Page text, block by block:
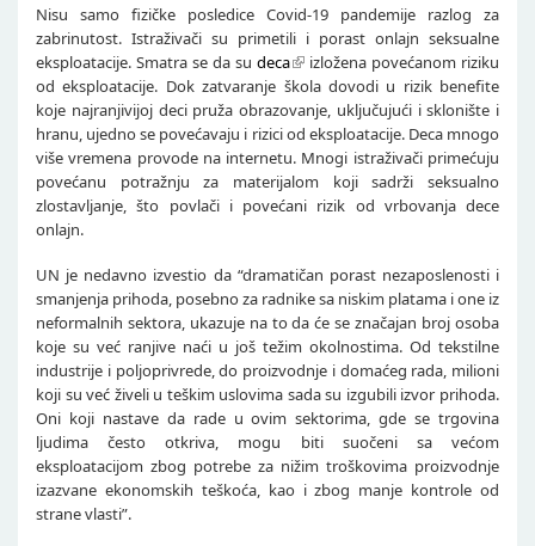
Nisu samo fizičke posledice Covid-19 pandemije razlog za
zabrinutost. Istraživači su primetili i porast onlajn seksualne
eksploatacije. Smatra se da su deca
izložena povećanom riziku
od eksploatacije. Dok zatvaranje škola dovodi u rizik benefite
koje najranjivijoj deci pruža obrazovanje, uključujući i sklonište i
hranu, ujedno se povećavaju i rizici od eksploatacije. Deca mnogo
više vremena provode na internetu. Mnogi istraživači primećuju
povećanu potražnju za materijalom koji sadrži seksualno
zlostavljanje, što povlači i povećani rizik od vrbovanja dece
onlajn.
UN je nedavno izvestio da “dramatičan porast nezaposlenosti i
smanjenja prihoda, posebno za radnike sa niskim platama i one iz
neformalnih sektora, ukazuje na to da će se značajan broj osoba
koje su već ranjive naći u još težim okolnostima. Od tekstilne
industrije i poljoprivrede, do proizvodnje i domaćeg rada, milioni
koji su već živeli u teškim uslovima sada su izgubili izvor prihoda.
Oni koji nastave da rade u ovim sektorima, gde se trgovina
ljudima često otkriva, mogu biti suočeni sa većom
eksploatacijom zbog potrebe za nižim troškovima proizvodnje
izazvane ekonomskih teškoća, kao i zbog manje kontrole od
strane vlasti”.